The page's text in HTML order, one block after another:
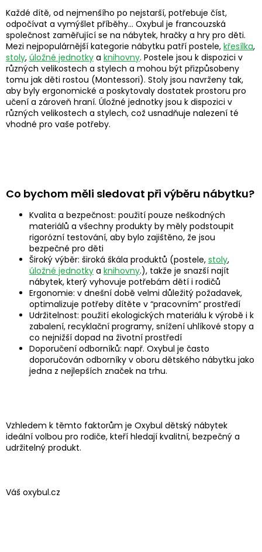
Každé dítě, od nejmenšího po nejstarší, potřebuje číst,
odpočívat a vymýšlet příběhy... Oxybul je francouzská
společnost zaměřující se na nábytek, hračky a hry pro děti.
Mezi nejpopulárnější kategorie nábytku patří postele, křesílka,
stoly, úložné jednotky a knihovny. Postele jsou k dispozici v
různých velikostech a stylech a mohou být přizpůsobeny
tomu jak děti rostou (Montessori). Stoly jsou navrženy tak,
aby byly ergonomické a poskytovaly dostatek prostoru pro
učení a zároveň hraní. Úložné jednotky jsou k dispozici v
různých velikostech a stylech, což usnadňuje nalezení té
vhodné pro vaše potřeby.
Co bychom měli sledovat při výběru nábytku?
Kvalita a bezpečnost: použití pouze neškodných
materiálů a všechny produkty by měly podstoupit
rigorózní testování, aby bylo zajištěno, že jsou
bezpečné pro děti
Široký výběr: široká škála produktů (postele, stoly,
úložné jednotky a knihovny.), takže je snazší najít
nábytek, který vyhovuje potřebám dětí i rodičů
Ergonomie: v dnešní době velmi důležitý požadavek,
optimalizuje potřeby dítěte v “pracovním” prostředí
Udržitelnost: použití ekologických materiálu k výrobě i k
zabalení, recyklační programy, snížení uhlíkové stopy a
co nejnižší dopad na životní prostředí
Doporučení odborníků: např. Oxybul je často
doporučován odborníky v oboru dětského nábytku jako
jedna z nejlepších značek na trhu.
Vzhledem k těmto faktorům je Oxybul dětský nábytek
ideální volbou pro rodiče, kteří hledají kvalitní, bezpečný a
udržitelný produkt.
Váš oxybul.cz